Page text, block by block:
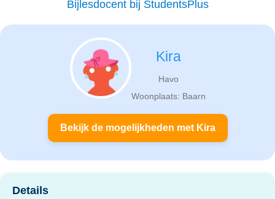
Bijlesdocent bij StudentsPlus
Kira
Havo
Woonplaats: Baarn
Bekijk de mogelijkheden met Kira
Details